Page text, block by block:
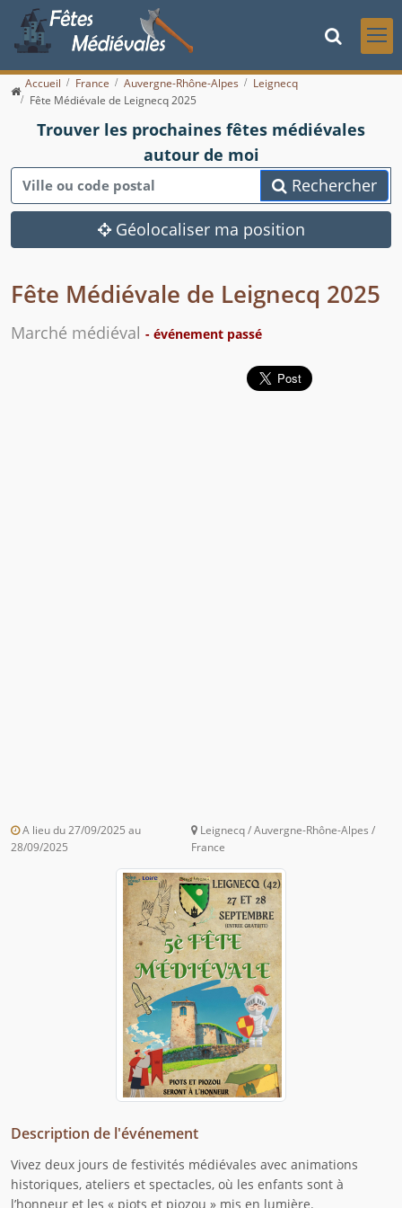
Accueil France Auvergne-Rhône-Alpes
Leignecq
Fête Médiévale de Leignecq 2025
Trouver les prochaines fêtes médiévales
autour de moi
Rechercher
Géolocaliser ma position
Fête Médiévale de Leignecq 2025
Marché médiéval - événement passé
A lieu du 27/09/2025 au
28/09/2025
Leignecq / Auvergne-Rhône-Alpes /
France
Description de l'événement
Vivez deux jours de festivités médiévales avec animations
historiques, ateliers et spectacles, où les enfants sont à
l’honneur et les « piots et piozou » mis en lumière.